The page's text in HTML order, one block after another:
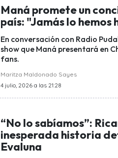
Maná promete un
país: "Jamás lo hemos
En conversación con Radio
show que Maná presentará en
fans.
Maritza Maldonado Sayes
4 julio, 2026 a las 21:28
“No lo sabíamos”:
inesperada historia
Evaluna